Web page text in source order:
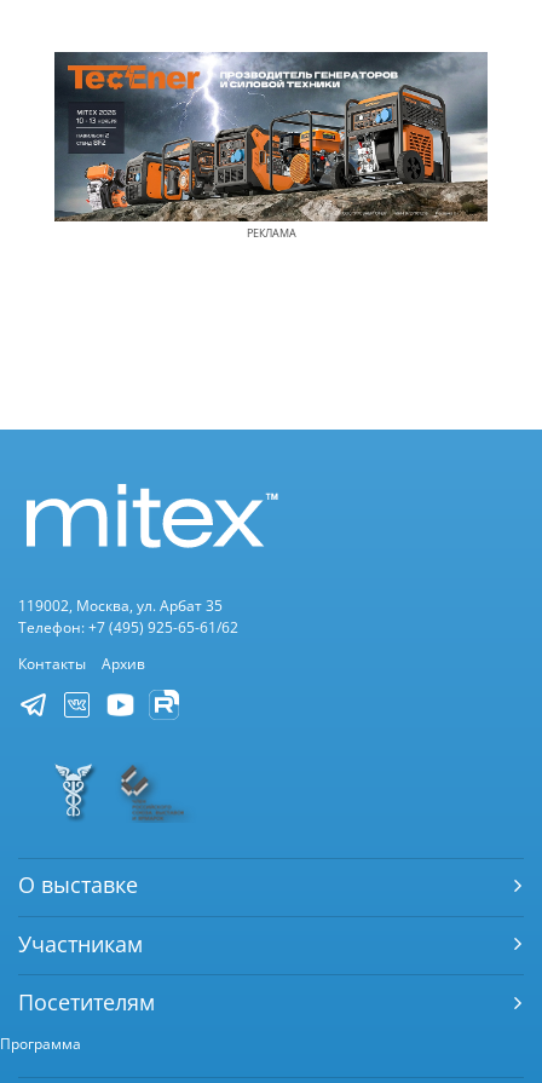
РЕКЛАМА
119002, Москва, ул. Арбат 35
Телефон: +7 (495) 925-65-61/62
Контакты
Архив
О выставке
Участникам
Посетителям
Программа